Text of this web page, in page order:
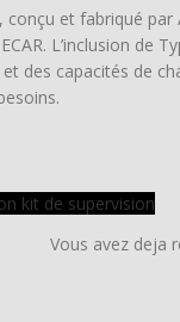
conçu et fabriqué
L’inclusion de
des capacités de
kit de supervision
Vous avez deja